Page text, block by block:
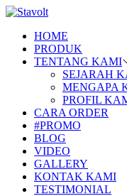
HOME
PRODUK
TENTANG KAMI
SEJARAH
MENGAPA
PROFIL
CARA ORDER
#PROMO
BLOG
VIDEO
GALLERY
KONTAK KAMI
TESTIMONIAL